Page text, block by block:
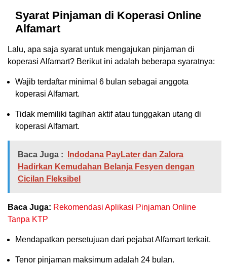
Syarat Pinjaman di Koperasi Online
Alfamart
Lalu, apa saja syarat untuk mengajukan pinjaman di
koperasi Alfamart? Berikut ini adalah beberapa syaratnya:
Wajib terdaftar minimal 6 bulan sebagai anggota
koperasi Alfamart.
Tidak memiliki tagihan aktif atau tunggakan utang di
koperasi Alfamart.
Baca Juga :
Indodana PayLater dan Zalora
Hadirkan Kemudahan Belanja Fesyen dengan
Cicilan Fleksibel
Baca Juga: Rekomendasi Aplikasi Pinjaman Online
Tanpa KTP
Mendapatkan persetujuan dari pejabat Alfamart terkait.
Tenor pinjaman maksimum adalah 24 bulan.